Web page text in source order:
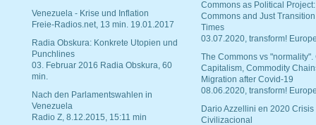
Venezuela - Krise und Inflation
Freie-Radios.net, 13 min. 19.01.2017
Radia Obskura: Konkrete Utopien und
Punchlines
03. Februar 2016 Radia Obskura, 60
min.
Nach den Parlamentswahlen in
Venezuela
Radio Z, 8.12.2015, 15:11 min
Commons as Political Project:
Commons and Just
Times
03.07.2020, transform!
The Commons vs "normality".
Capitalism, Commodity
Migration after Covid-19
08.06.2020, transform!
Dario Azzellini en 2020 Crisis
Civilizacional